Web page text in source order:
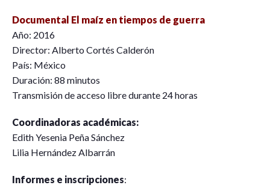
Documental El maíz en tiempos de guerra
Año: 2016
Director: Alberto Cortés Calderón
País: México
Duración: 88 minutos
Transmisión de acceso libre durante 24 horas
Coordinadoras académicas:
Edith Yesenia Peña Sánchez
Lilia Hernández Albarrán
Informes e inscripciones: